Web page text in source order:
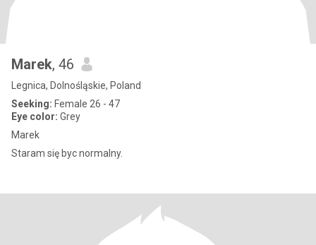
Marek, 46
Legnica, Dolnośląskie, Poland
Seeking: Female 26 - 47
Eye color: Grey
Marek
Staram się byc normalny.